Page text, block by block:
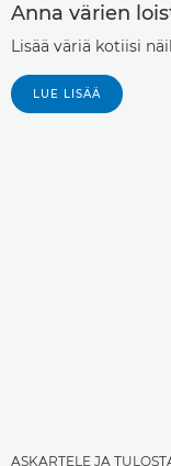
Anna värien
Lisää väriä kotiisi
LUE LISÄÄ
ASKARTELE JA